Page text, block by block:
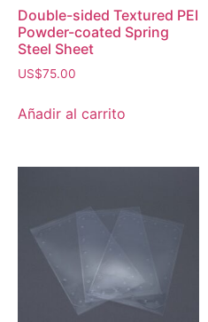
Double-sided Textured PEI
Powder-coated Spring
Steel Sheet
US$75.00
Añadir al carrito